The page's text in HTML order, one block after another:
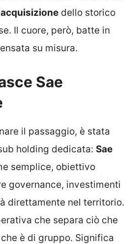
acquisizione dello storico
Il cuore, però, batte in
su misura.
Sae
il passaggio, è stata
holding dedicata: Sae
semplice, obiettivo
governance, investimenti
direttamente nel territorio.
che separa ciò che
è di gruppo. Significa